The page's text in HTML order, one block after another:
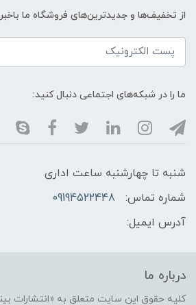
از تخفیف‌ها و جدیدترین‌های فروشگاه ما
ما را در شبکه‌های اجتماعی دنبال کنید:
شنبه تا چهارشنبه ساعت اداری
شماره تماس:
09194522448
آدرس ایمیل:
درباره ما
کلیه حقوق این سایت متعلق به «انتشارات